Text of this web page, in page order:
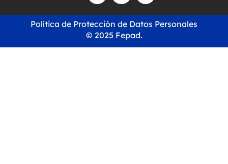
© 2025 Fepad.
Política de Protección de Datos Personales